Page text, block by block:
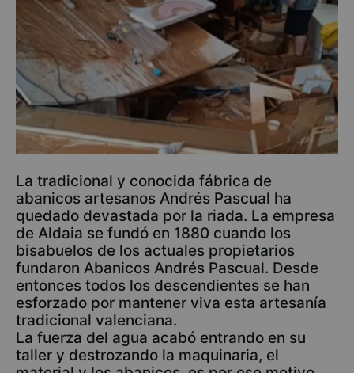
La tradicional y conocida fábrica de
abanicos artesanos Andrés Pascual ha
quedado devastada por la riada. La empresa
de Aldaia se fundó en 1880 cuando los
bisabuelos de los actuales propietarios
fundaron Abanicos Andrés Pascual. Desde
entonces todos los descendientes se han
esforzado por mantener viva esta artesanía
tradicional valenciana.
La fuerza del agua acabó entrando en su
taller y destrozando la maquinaria, el